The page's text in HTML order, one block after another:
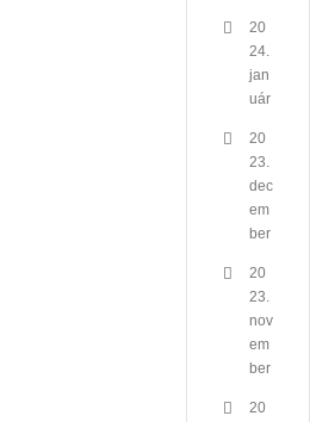
20
24.
jan
uár
20
23.
dec
em
ber
20
23.
nov
em
ber
20